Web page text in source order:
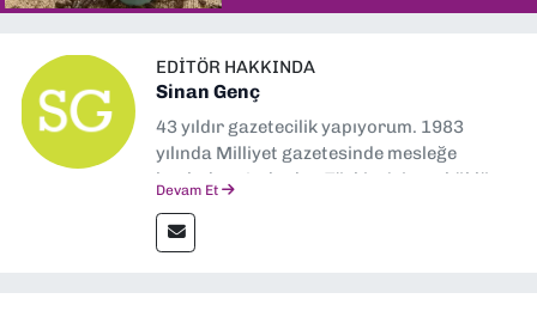
EDITÖR HAKKINDA
Sinan Genç
43 yıldır gazetecilik yapıyorum. 1983
yılında Milliyet gazetesinde mesleğe
başladım. Ardından Türkiye’nin en köklü
muhabir, editör, müdür yardımcısı ve spor
müdürü olarak görev yaptım. Ayrıca Yeni
Devam Et